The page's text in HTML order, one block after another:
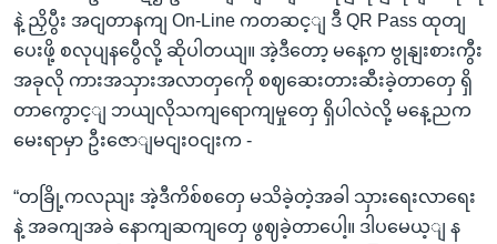
နဲ့ ညှိပွီး အငျတာနကျ On-Line ကတဆင့ျ ဒီ QR Pass ထုတျ
ပေးဖို့ စလုပျနပွေီလို့ ဆိုပါတယျ။ အဲ့ဒီတော့ မနေ့က ဗွုနျးစားကွီး
အခုလို ကားအသှားအလာတှကေို စဈဆေးတားဆီးခဲ့တာတှေ ရှိ
တာကွောင့ျ ဘယျလိုသကျရောကျမှုတှေ ရှိပါလဲလို့ မနေ့ညက
မေးရာမှာ ဦးဇောျမငျးဝငျးက -
“တခြို့ကလညျး အဲ့ဒီကိစ်စတှေ မသိခဲ့တဲ့အခါ သှားရေးလာရေး
နဲ့ အခကျအခဲ နောကျဆကျတှေ ဖွဈခဲ့တာပေါ့။ ဒါပမေယ့ျ န